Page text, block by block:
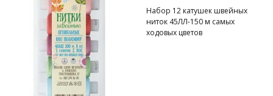
Набор 12 катушек швейных
ниток 45ЛЛ-150 м самых
ходовых цветов